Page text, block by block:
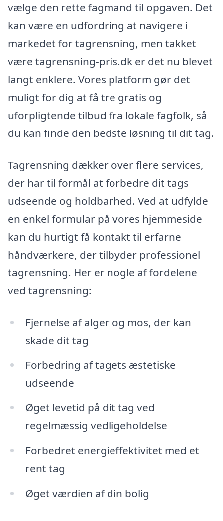
vælge den rette fagmand til opgaven. Det
kan være en udfordring at navigere i
markedet for tagrensning, men takket
være tagrensning-pris.dk er det nu blevet
langt enklere. Vores platform gør det
muligt for dig at få tre gratis og
uforpligtende tilbud fra lokale fagfolk, så
du kan finde den bedste løsning til dit tag.
Tagrensning dækker over flere services,
der har til formål at forbedre dit tags
udseende og holdbarhed. Ved at udfylde
en enkel formular på vores hjemmeside
kan du hurtigt få kontakt til erfarne
håndværkere, der tilbyder professionel
tagrensning. Her er nogle af fordelene
ved tagrensning:
Fjernelse af alger og mos, der kan
skade dit tag
Forbedring af tagets æstetiske
udseende
Øget levetid på dit tag ved
regelmæssig vedligeholdelse
Forbedret energieffektivitet med et
rent tag
Øget værdien af din bolig